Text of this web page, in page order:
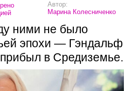
Автор:
Марина Колесниченко
ними не было
эпохи — Гэндальф
в Средиземье.